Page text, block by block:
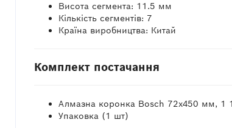
Висота сегмента: 11.5 мм
Кількість сегментів: 7
Країна виробництва: Китай
Комплект постачання
Алмазна коронка Bosch 72x450 мм, 1
Упаковка (1 шт)